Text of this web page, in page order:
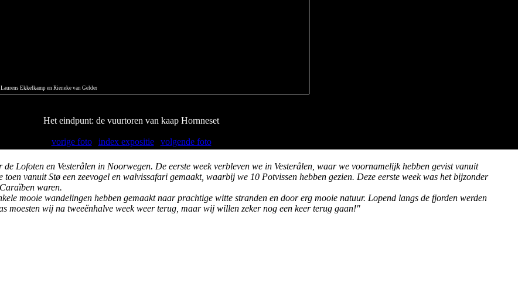
Ekkelkamp en Rieneke van Gelder
Het eindpunt: de vuurtoren van kaap Hornneset
vorige foto| index expositie| volgende foto
Lofoten en Vesterålen in Noorwegen. De eerste week verbleven we in Vesterålen, waar we voornamelijk hebben gevist vanuit
vanuit Stø een zeevogel en walvissafari gemaakt, waarbij we 10 Potvissen hebben gezien. Deze eerste week was het bijzonder
waren.
mooie wandelingen hebben gemaakt naar prachtige witte stranden en door erg mooie natuur. Lopend langs de fjorden werden
moesten wij na tweeënhalve week weer terug, maar wij willen zeker nog een keer terug gaan!"